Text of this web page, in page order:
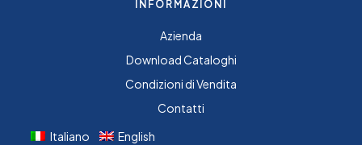
INFORMAZIONI
Azienda
Download Cataloghi
Condizioni di Vendita
Contatti
Italiano
English